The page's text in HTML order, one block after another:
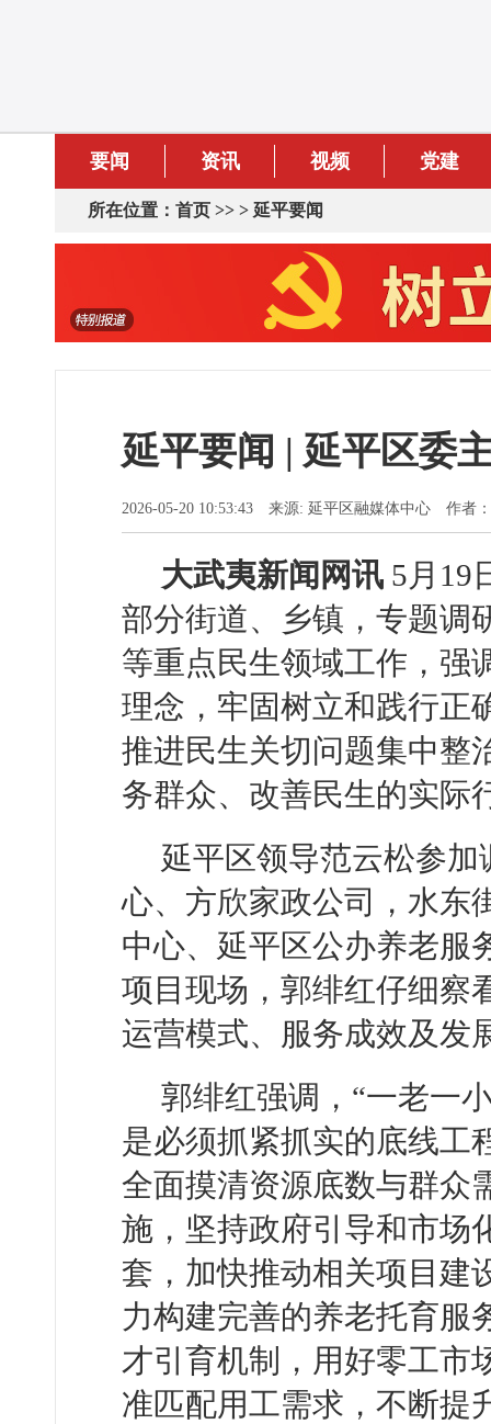
要闻 资讯 视频 党建
所在位置： 首页 >> > 延平要闻
延平要闻 | 延平区委
2026-05-20 10:53:43 来源: 延平区融媒体中心 作者
大武夷新闻网讯 5月19
部分街道、乡镇，专题调
等重点民生领域工作，强
理念，牢固树立和践行正
推进民生关切问题集中整
务群众、改善民生的实际
延平区领导范云松参
心、方欣家政公司，水东
中心、延平区公办养老服
项目现场，郭绯红仔细察
运营模式、服务成效及发
郭绯红强调，“一老一
是必须抓紧抓实的底线工
全面摸清资源底数与群众
施，坚持政府引导和市场
套，加快推动相关项目建
力构建完善的养老托育服
才引育机制，用好零工市
准匹配用工需求，不断提